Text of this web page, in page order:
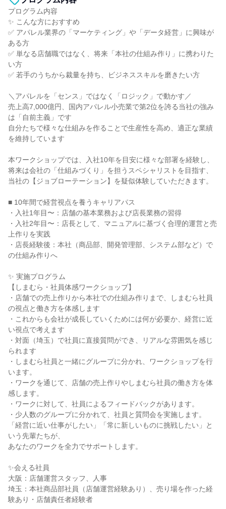
プログラム内容
✨ こんな方におすすめ
✅ アパレル業界の「マーケティング」や「データ経営」に興味が
ある方
✅ 単なる店舗職ではなく、将来「本社の仕組み作り」に携わりた
い方
✅ 若手のうちから裁量を持ち、ビジネススキルを磨きたい方
＼アパレルを「センス」ではなく「ロジック」で動かす／
売上高7,000億円、国内アパレル小売業で第2位を誇る当社の強み
は「自前主義」です
自分たちで様々な仕組みを作ることで生産性を高め、適正な業績
を維持しています
本ワークショップでは、入社10年を目安に様々な部署を経験し、
将来は会社の「仕組みづくり」を担うスペシャリストを目指す、
当社の【ジョブローテーション】を疑似体験していただきます。
■ 10年間で経営視点を養うキャリアパス
・入社1年目〜：店舗の基本業務および店長業務の習得
・入社2年目〜：店長として、マニュアルに基づく合理的運営と売
上作りを実践
・店長経験後：本社（商品部、開発管理部、システム部など）で
の仕組み作りへ
✨ 実施プログラム
【しまむら・社員体感ワークショップ】
・店舗での売上作りから本社での仕組み作りまで、しまむら社員
の視点と働き方を体感します
・これからも会社が成長していくためには何が必要か、経営に近
い視点で考えます
・対面（埼玉）で社員に直接質問ができ、リアルな雰囲気を感じ
られます
・しまむら社員と一緒にグループに分かれ、ワークショップを行
います。
・ワークを通じて、店舗の売上作りやしまむら社員の働き方を体
感します。
・ワークに対して、社員によるフィードバックがあります。
・少人数のグループに分かれて、社員と質問会を実施します。
「経営に近い仕事がしたい」「常に新しいものに挑戦したい」と
いう先輩たちが、
あなたのワークを全力でサポートします。
✨会える社員
大阪：店舗運営スタッフ、人事
埼玉：本社商品部社員（店舗運営経験あり）、売り場を作った経
験あり・店舗責任者経験者